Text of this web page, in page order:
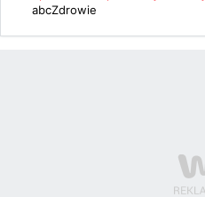
abcZdrowie